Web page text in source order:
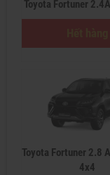
Toyota Fortuner
Toyota Fortuner 2.8
4x4